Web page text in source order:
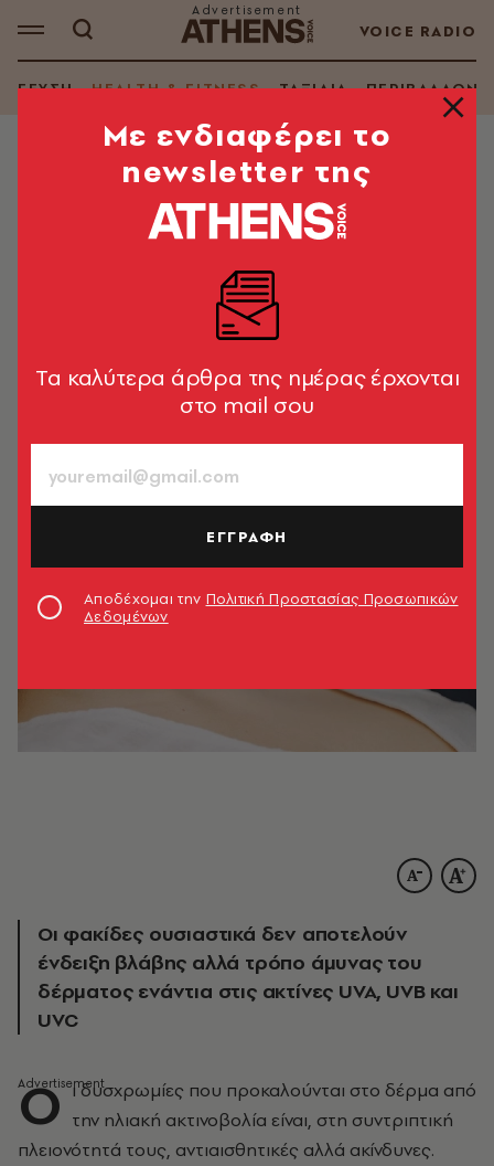
VOICE RADIO
ΓΕΥΣΗ HEALTH & FITNESS ΤΑΞΙΔΙΑ ΠΕΡΙΒΑΛΛΟΝ
HEALTH & FITNESS
Υπάρχει θεραπεία για τις φακίδες
και κηλίδες;
Οι φακίδες είναι μικρές σκούρες κηλίδες, συνήθως
μικρότερες από 5 mm, όπου τα κύτταρα του δέρματος
Σοφία Νέτα
Οι φακίδες ουσιαστικά δεν αποτελούν
ένδειξη βλάβης αλλά τρόπο άμυνας του
δέρματος ενάντια στις ακτίνες UVA, UVB και
UVC
Ο ι δυσχρωμίες που προκαλούνται στο δέρμα από
την ηλιακή ακτινοβολία είναι, στη συντριπτική
πλειονότητά τους, αντιαισθητικές αλλά ακίνδυνες.
Mε ενδιαφέρει το
newsletter της
Tα καλύτερα άρθρα της ημέρας έρχονται
στο mail σου
ΕΓΓΡΑΦΗ
Αποδέχομαι την Πολιτική Προστασίας Προσωπικών
Δεδομένων